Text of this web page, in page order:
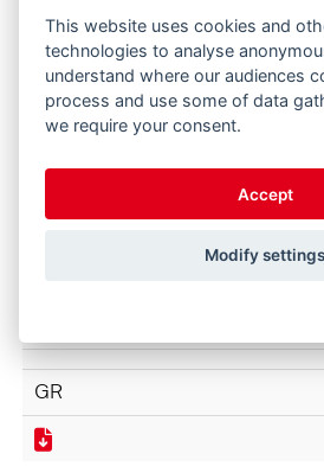
GR
GR
GR
This website uses cookies and
technologies to analyse
understand where our audiences
process and use some of data
we require your consent.
Accept
Modify settings